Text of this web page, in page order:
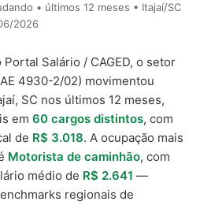
• últimos 12 meses • Itajaí/SC
2026
Salário / CAGED, o setor
4930-2/02) movimentou
SC nos últimos 12 meses,
em 60 cargos distintos, com
de R$ 3.018. A ocupação mais
Motorista de caminhão, com
médio de R$ 2.641 —
regionais de